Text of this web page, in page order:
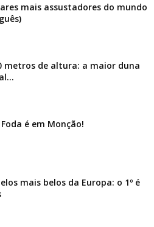
mais assustadores do mundo
metros de altura: a maior duna
é em Monção!
mais belos da Europa: o 1º é